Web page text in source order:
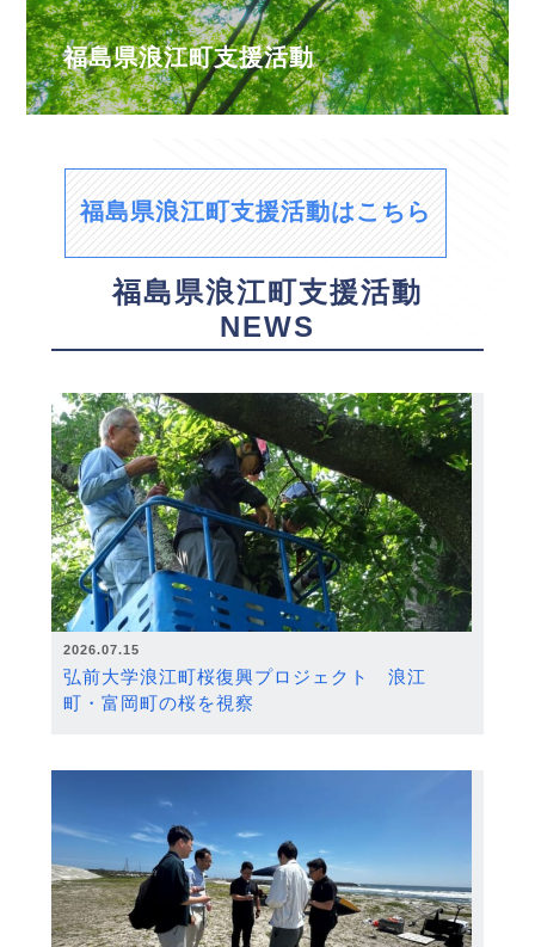
福島県浪江町支援活動
福島県浪江町支援活動はこちら
福島県浪江町支援活動
NEWS
2026.07.15
弘前大学浪江町桜復興プロジェクト 浪江
町・富岡町の桜を視察